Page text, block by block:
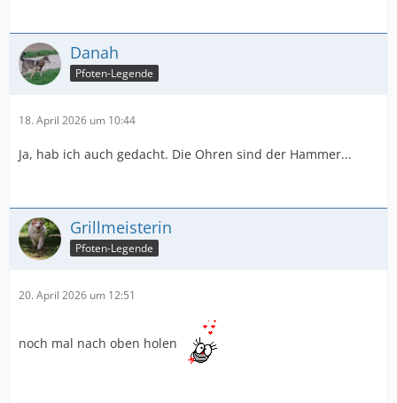
Danah
Pfoten-Legende
18. April 2026 um 10:44
Ja, hab ich auch gedacht. Die Ohren sind der Hammer...
Grillmeisterin
Pfoten-Legende
20. April 2026 um 12:51
noch mal nach oben holen